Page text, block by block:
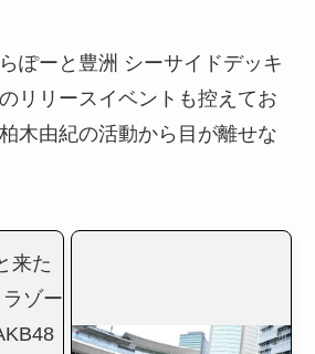
ぽーと豊洲 シーサイドデッキ
リリースイベントも控えてお
木由紀の活動から目が離せな